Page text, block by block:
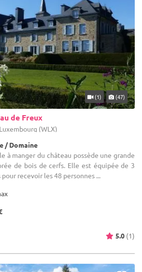
(1) (47)
de Freux
(WLX)
/ Domaine
à manger du château possède une grande
de bois de cerfs. Elle est équipée de 3
recevoir les 48 personnes ...
5.0 (1)